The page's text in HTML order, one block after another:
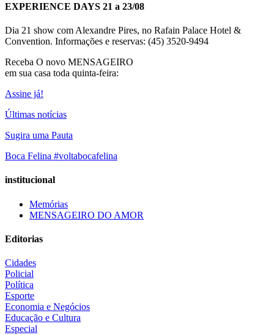
EXPERIENCE DAYS 21 a 23/08
Dia 21 show com Alexandre Pires, no Rafain Palace Hotel &
Convention. Informações e reservas: (45) 3520-9494
Receba O novo MENSAGEIRO
em sua casa toda quinta-feira:
Assine já!
Últimas notícias
Sugira uma Pauta
Boca Felina #voltabocafelina
institucional
Memórias
MENSAGEIRO DO AMOR
Editorias
Cidades
Policial
Política
Esporte
Economia e Negócios
Educação e Cultura
Especial